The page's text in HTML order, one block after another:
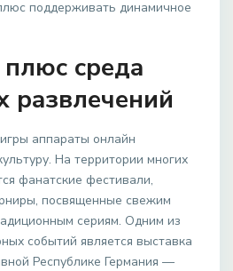
поддерживать динамичное
среда
развлечений
аппараты онлайн
На территории многих
фанатские фестивали,
посвященные свежим
сериям. Одним из
событий является выставка
Республике Германия —